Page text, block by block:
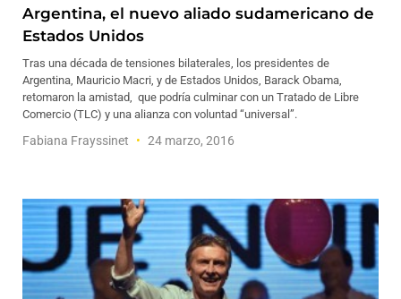
Argentina, el nuevo aliado sudamericano de
Estados Unidos
Tras una década de tensiones bilaterales, los presidentes de
Argentina, Mauricio Macri, y de Estados Unidos, Barack Obama,
retomaron la amistad, que podría culminar con un Tratado de Libre
Comercio (TLC) y una alianza con voluntad “universal”.
Fabiana Frayssinet 24 marzo, 2016